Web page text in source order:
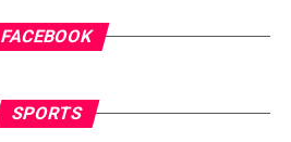
FACEBOOK
SPORTS